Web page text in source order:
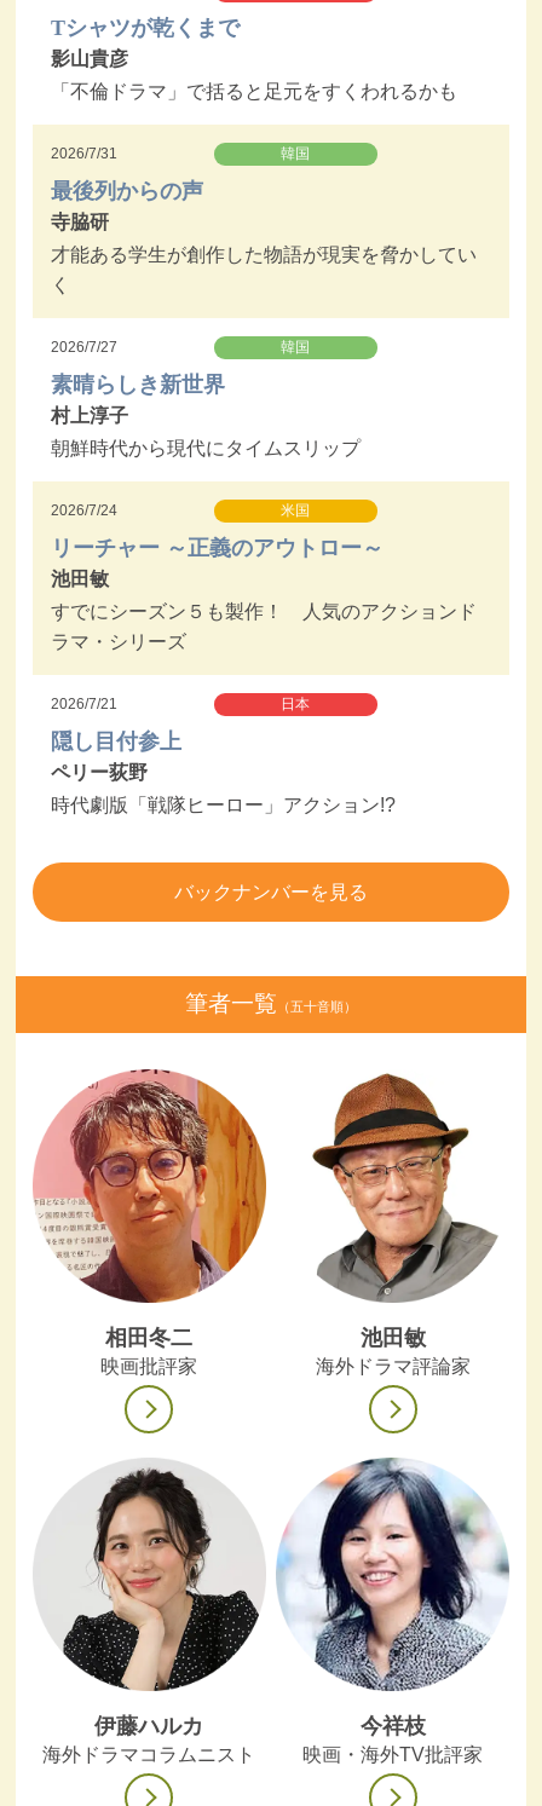
Tシャツが乾くまで
影山貴彦
「不倫ドラマ」で括ると足元をすくわれるかも
2026/7/31 韓国
最後列からの声
寺脇研
才能ある学生が創作した物語が現実を脅かしてい
く
2026/7/27 韓国
素晴らしき新世界
村上淳子
朝鮮時代から現代にタイムスリップ
2026/7/24 米国
リーチャー ～正義のアウトロー～
池田敏
すでにシーズン５も製作！ 人気のアクションド
ラマ・シリーズ
2026/7/21 日本
隠し目付参上
ペリー荻野
時代劇版「戦隊ヒーロー」アクション!?
バックナンバーを見る
筆者一覧 （五十音順）
相田冬二
映画批評家
池田敏
海外ドラマ評論家
伊藤ハルカ
海外ドラマコラムニスト
今祥枝
映画・海外TV批評家